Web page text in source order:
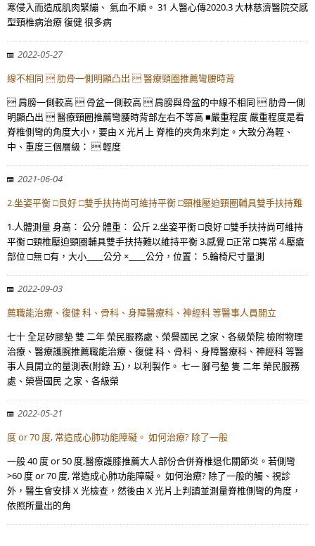
寒侵入而造成肌肉緊繃、 氣血不順。 31 人醫心傳2020.3 大林慈濟醫院交感
型頸椎病治療 復健 很多病
2022-05-27
線不相同  肋骨一側明顯凸出  醫療頸圈推薦彎腰時背
 肩膀一側較高  骨盆一側較高  肩膀與骨盆的中線不相同  肋骨一側
明顯凸出  醫療頸圈推薦彎腰時背部左右不等高 ■嚴重程度 嚴重程度是看
脊椎側彎的角度大小，要由 X 光片上 脊椎的夾角來判定。大致分為輕、
中、重度三個層級：  輕度
2021-06-04
2.坐姿平衡 □良好 □雙手扶持尚可維持平衡 □頸椎壓迫頸圈輔具雙手扶持難
1.人體測量 身高： 公分 體重： 公斤 2.坐姿平衡 □良好 □雙手扶持尚可維持
平衡 □頸椎壓迫頸圈輔具雙手扶持難以維持平衡 3.感覺 □正常 □異常 4.壓瘡
部位 □無 □有，大小____公分 ×____公分，位置： 5.輪椅尺寸量測
2022-09-03
薦職能治療、復健 科、骨科、身障醫療科、神經科 等醫事人員開立
七十 全足矽膠墊 雙 二年 榮民服務處、榮譽國民 之家、各級榮院 檢附物理
治療、醫療護腕推薦職能治療、復健 科、骨科、身障醫療科、神經科 等醫
事人員開立的量測表(附錄 五)，以利製作。 七一 腳弓墊 隻 二年 榮民服務
處、榮譽國民 之家、各級榮
2022-05-21
度 or 70 度, 常造成心肺功能障礙。 如何治療? 除了一般
一般 40 度 or 50 度,醫療護膝推薦大人部份合併脊椎退化關節炎。若側彎
>60 度 or 70 度, 常造成心肺功能障礙。 如何治療? 除了一般的觸、視診
外，醫生會安排 X 光檢查，然後由 X 光片上判讀並測量脊椎側彎的角度，
依照所量出的角